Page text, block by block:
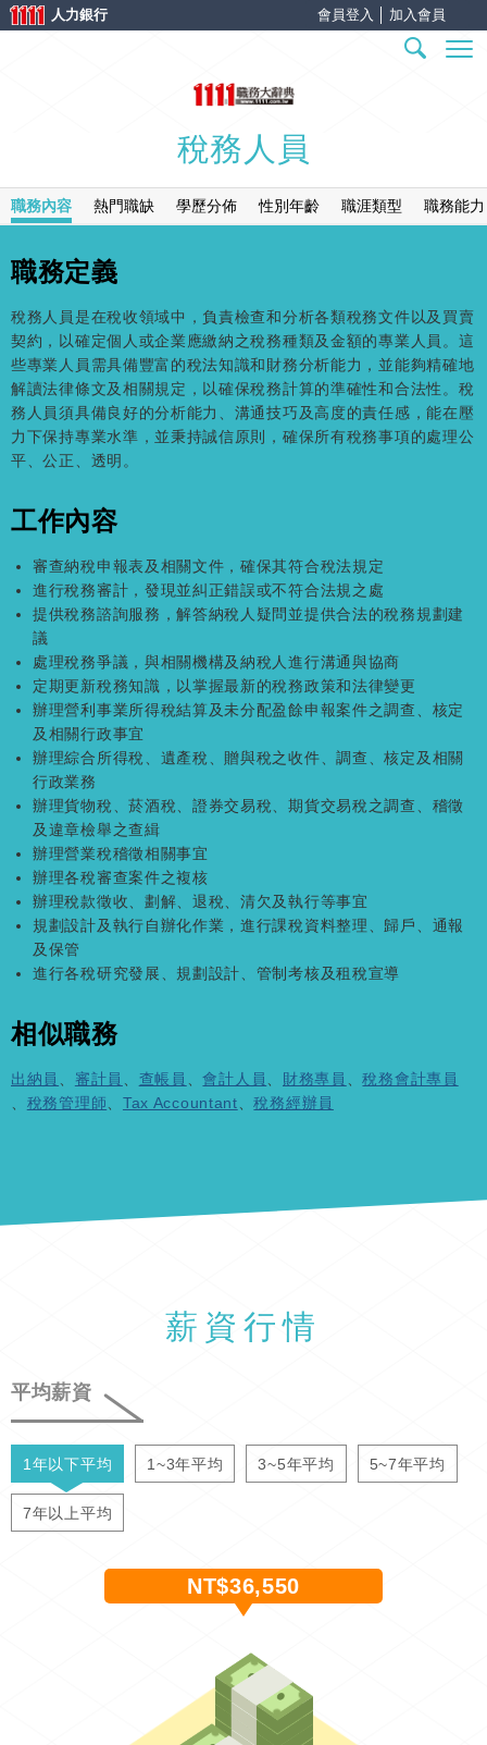
會員登入 加入會員
人力銀行
稅務人員
職務內容 熱門職缺 學歷分佈 性別年齡 職涯類型 職務能力
職務定義
稅務人員是在稅收領域中，負責檢查和分析各類稅務文件以及買賣
契約，以確定個人或企業應繳納之稅務種類及金額的專業人員。這
些專業人員需具備豐富的稅法知識和財務分析能力，並能夠精確地
解讀法律條文及相關規定，以確保稅務計算的準確性和合法性。稅
務人員須具備良好的分析能力、溝通技巧及高度的責任感，能在壓
力下保持專業水準，並秉持誠信原則，確保所有稅務事項的處理公
平、公正、透明。
工作內容
審查納稅申報表及相關文件，確保其符合稅法規定
進行稅務審計，發現並糾正錯誤或不符合法規之處
提供稅務諮詢服務，解答納稅人疑問並提供合法的稅務規劃建
議
處理稅務爭議，與相關機構及納稅人進行溝通與協商
定期更新稅務知識，以掌握最新的稅務政策和法律變更
辦理營利事業所得稅結算及未分配盈餘申報案件之調查、核定
及相關行政事宜
辦理綜合所得稅、遺產稅、贈與稅之收件、調查、核定及相關
行政業務
辦理貨物稅、菸酒稅、證券交易稅、期貨交易稅之調查、稽徵
及違章檢舉之查緝
辦理營業稅稽徵相關事宜
辦理各稅審查案件之複核
辦理稅款徵收、劃解、退稅、清欠及執行等事宜
規劃設計及執行自辦化作業，進行課稅資料整理、歸戶、通報
及保管
進行各稅研究發展、規劃設計、管制考核及租稅宣導
相似職務
出納員 審計員 查帳員 、會計人員 財務專員 、稅務會計專員
稅務管理師 Tax Accountant 、稅務經辦員
薪資行情
平均薪資
1年以下平均 1~3年平均 3~5年平均 5~7年平均
7年以上平均
NT$36,550